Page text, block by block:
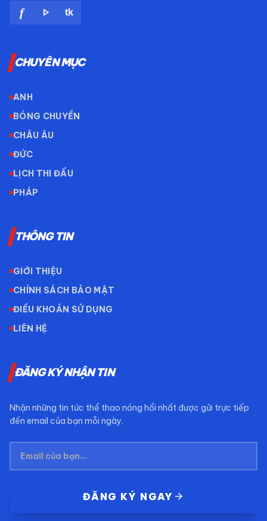
f play_arrow tk
CHUYÊN MỤC
ANH
BÓNG CHUYỀN
CHÂU ÂU
ĐỨC
LỊCH THI ĐẤU
PHÁP
THÔNG TIN
GIỚI THIỆU
CHÍNH SÁCH BẢO MẬT
ĐIỀU KHOẢN SỬ DỤNG
LIÊN HỆ
ĐĂNG KÝ NHẬN TIN
Nhận những tin tức thể thao nóng hổi nhất được gửi trực tiếp
đến email của bạn mỗi ngày.
ĐĂNG KÝ NGAY arrow_forward